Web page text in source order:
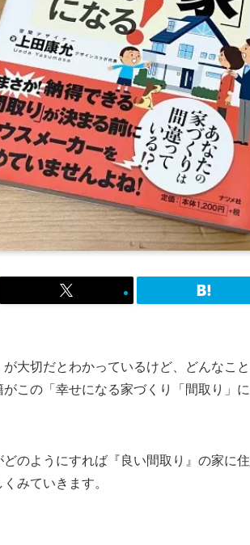
大切だとわかっているけど、どんなこ
この「幸せになる家づくり「間取り」
のようにすれば『良い間取り』の家に
みていきます。